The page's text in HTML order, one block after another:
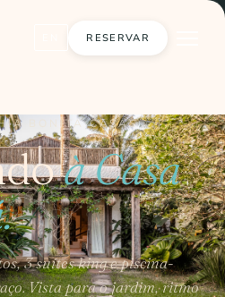
RESERVAR
BONITA CASAS
à Casa
3 suítes king e piscina-
Vista para o jardim, ritmo